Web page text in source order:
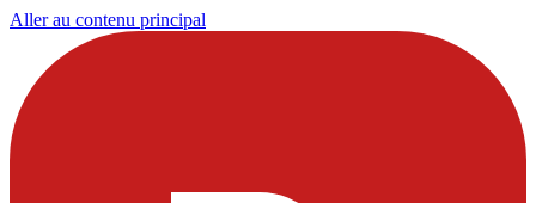
Aller au contenu principal